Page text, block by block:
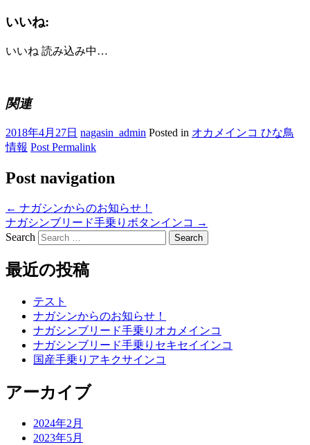
いいね:
いいね 読み込み中…
関連
2018年4月27日 nagasin_admin Posted in オカメインコ ひな鳥
情報 Post Permalink
Post navigation
← ナガシンからのお知らせ！
ナガシンブリード手乗りボタンインコ →
Search
最近の投稿
テスト
ナガシンからのお知らせ！
ナガシンブリード手乗りオカメインコ
ナガシンブリード手乗りセキセイインコ
国産手乗りアキクサインコ
アーカイブ
2024年2月
2023年5月